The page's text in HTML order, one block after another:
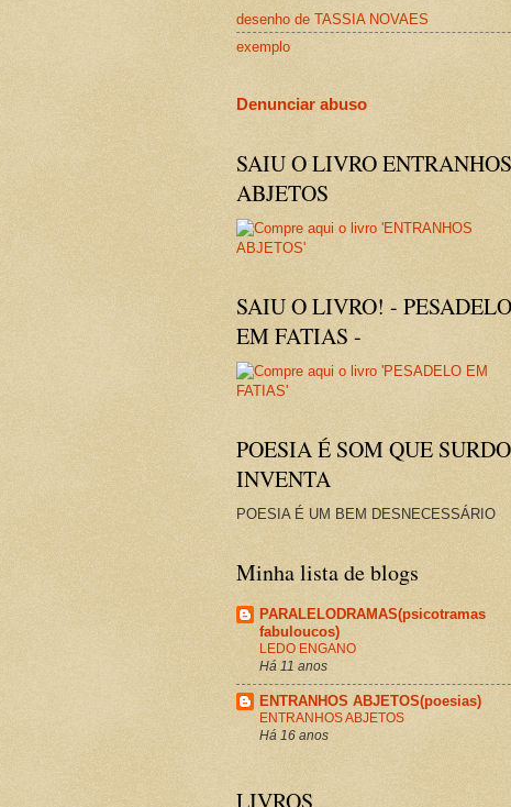
desenho de TASSIA NOVAES
exemplo
Denunciar abuso
SAIU O LIVRO ENTRANHOS
ABJETOS
SAIU O LIVRO! - PESADELO
EM FATIAS -
POESIA É SOM QUE SURDO
INVENTA
POESIA É UM BEM DESNECESSÁRIO
Minha lista de blogs
PARALELODRAMAS(psicotramas
fabuloucos)
LEDO ENGANO
Há 11 anos
ENTRANHOS ABJETOS(poesias)
ENTRANHOS ABJETOS
Há 16 anos
LIVROS